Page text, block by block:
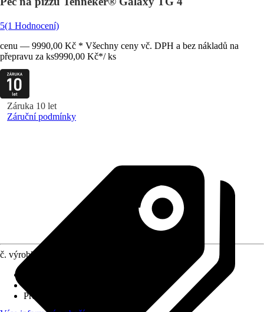
5(1 Hodnocení)
cenu — 9990,00 Kč * Všechny ceny vč. DPH a bez nákladů na
přepravu za ks9990,00 Kč*/ ks
Záruka 10 let
Záruční podmínky
č. výrobku
Provedení